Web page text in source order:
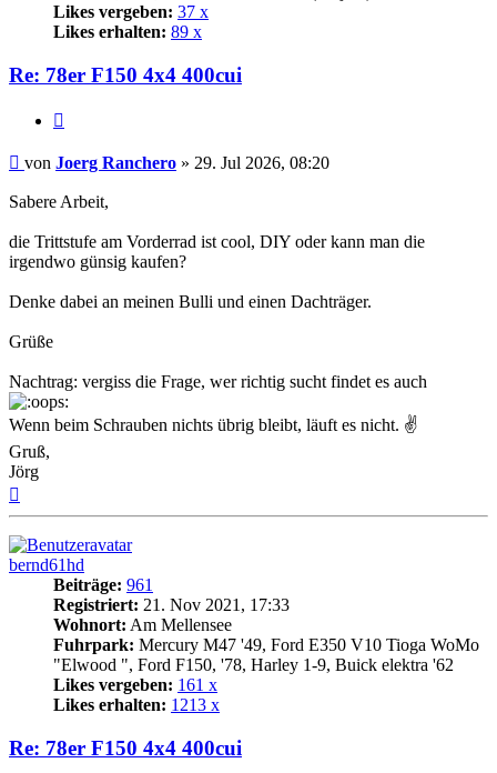
Likes vergeben: 37 x
Likes erhalten: 89 x
Re: 78er F150 4x4 400cui
Beitrag
von Joerg Ranchero » 29. Jul 2026, 08:20
Sabere Arbeit,
die Trittstufe am Vorderrad ist cool, DIY oder kann man die
irgendwo günsig kaufen?
Denke dabei an meinen Bulli und einen Dachträger.
Grüße
Nachtrag: vergiss die Frage, wer richtig sucht findet es auch
Wenn beim Schrauben nichts übrig bleibt, läuft es nicht. ✌
Gruß,
Jörg
oben
bernd61hd
Beiträge: 961
Registriert: 21. Nov 2021, 17:33
Wohnort: Am Mellensee
Fuhrpark: Mercury M47 '49, Ford E350 V10 Tioga WoMo
"Elwood ", Ford F150, '78, Harley 1-9, Buick elektra '62
Likes vergeben: 161 x
Likes erhalten: 1213 x
Re: 78er F150 4x4 400cui